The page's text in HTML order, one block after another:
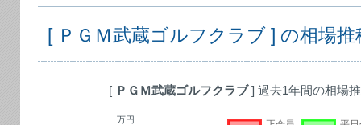
[ ＰＧＭ武蔵ゴルフクラブ ] の相場推
[ ＰＧＭ武蔵ゴルフクラブ] 過去1年間の相場
万円